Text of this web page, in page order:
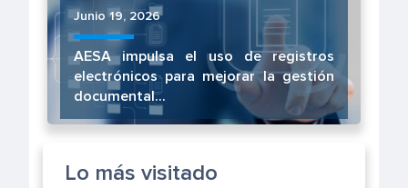
Junio 19, 2026
AESA impulsa el uso de registros
electrónicos para mejorar la gestión
documental...
Lo más visitado